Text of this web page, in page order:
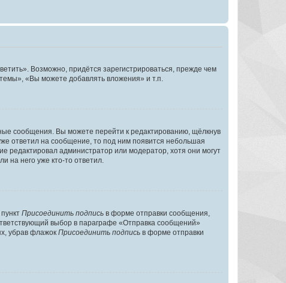
Возможно, придётся зарегистрироваться, прежде чем
«Вы можете добавлять вложения» и т.п.
сообщения. Вы можете перейти к редактированию, щёлкнув
ответил на сообщение, то под ним появится небольшая
редактировал администратор или модератор, хотя они могут
на него уже кто-то ответил.
Присоединить подпись в форме отправки сообщения,
выбор в параграфе «Отправка сообщений»
убрав флажок Присоединить подпись в форме отправки